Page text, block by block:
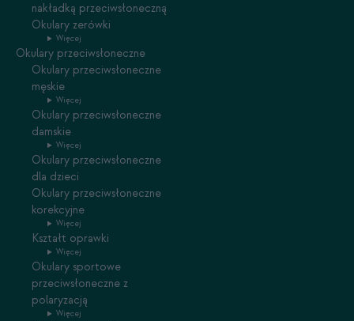
nakładką przeciwsłoneczną
Okulary zerówki
Więcej
Okulary przeciwsłoneczne
Okulary przeciwsłoneczne
męskie
Więcej
Okulary przeciwsłoneczne
damskie
Więcej
Okulary przeciwsłoneczne
dla dzieci
Okulary przeciwsłoneczne
korekcyjne
Więcej
Kształt oprawki
Więcej
Okulary sportowe
przeciwsłoneczne z
polaryzacją
Więcej